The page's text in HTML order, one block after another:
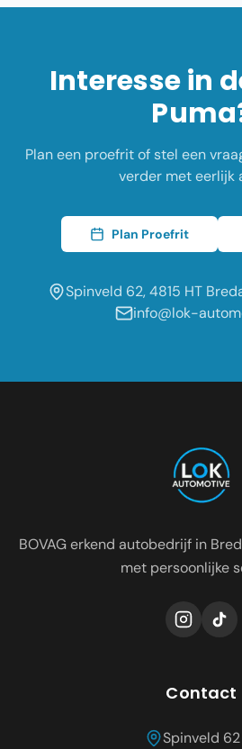
Interesse in
Puma
Plan een proefrit of stel een
verder met eerlijk
Plan Proefrit
Spinveld 62, 4815 HT
info@lok-
BOVAG erkend autobedrijf in
met persoonlijke
Contact
Spinveld 62